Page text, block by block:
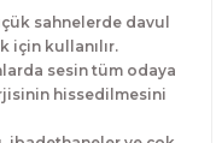
sahnelerde davul
için kullanılır.
sesin tüm odaya
hissedilmesini